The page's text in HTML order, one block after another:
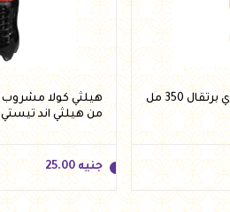
هيلثي كولا مشروب غازي برتقال 350 مل
من هيلثي اند تيستي
جنيه 25.00